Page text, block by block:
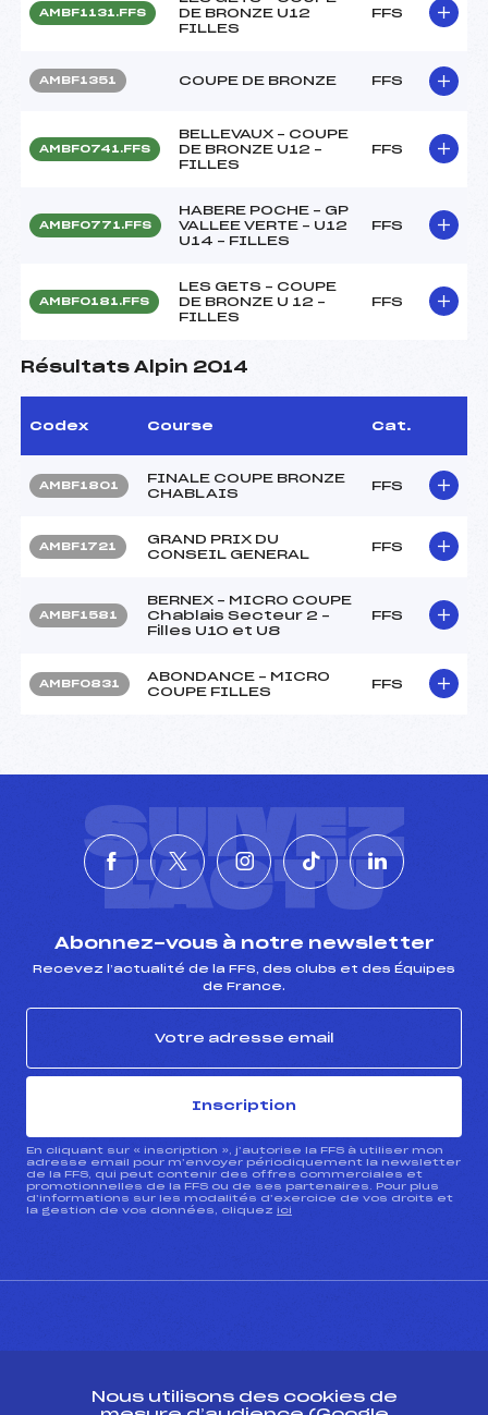
AMBF1131.FFS
DE BRONZE U12
FILLES
FFS
AMBF1351 COUPE DE BRONZE FFS
AMBF0741.FFS
BELLEVAUX – COUPE
DE BRONZE U12 –
FILLES
FFS
AMBF0771.FFS
HABERE POCHE – GP
VALLEE VERTE – U12
U14 – FILLES
FFS
AMBF0181.FFS
LES GETS – COUPE
DE BRONZE U 12 –
FILLES
FFS
Résultats Alpin 2014
Codex Course Cat.
AMBF1801
FINALE COUPE BRONZE
CHABLAIS
FFS
AMBF1721
GRAND PRIX DU
CONSEIL GENERAL
FFS
AMBF1581
BERNEX – MICRO COUPE
Chablais Secteur 2 –
Filles U10 et U8
FFS
AMBF0831
ABONDANCE – MICRO
COUPE FILLES
FFS
SUIVEZ
L'ACTU
Abonnez-vous à notre newsletter
Recevez l’actualité de la FFS, des clubs et des Équipes
de France.
Inscription
En cliquant sur « inscription », j’autorise la FFS à utiliser mon
adresse email pour m’envoyer périodiquement la newsletter
de la FFS, qui peut contenir des offres commerciales et
promotionnelles de la FFS ou de ses partenaires. Pour plus
d’informations sur les modalités d’exercice de vos droits et
la gestion de vos données, cliquez ici
ESPACE PRESSE
Nous utilisons des cookies de